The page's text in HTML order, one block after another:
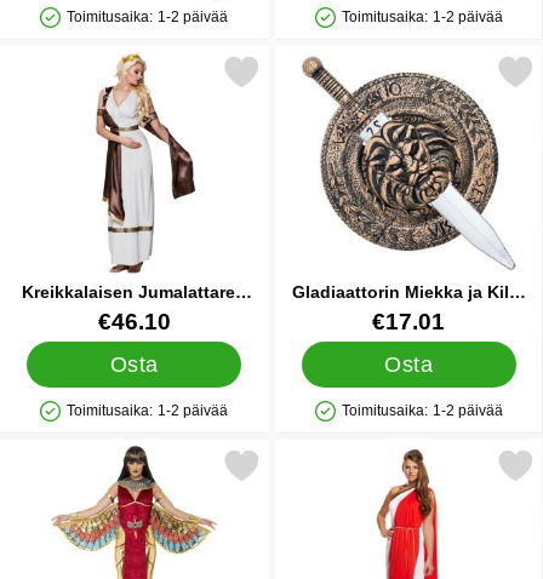
Saatavuus: Varastossa
Toimitusaika: 1-2 päivää
Saatavuus: Varastossa
Toimitusaika: 1-2 päivää
Kreikkalaisen Jumalattaren
Asu
Tuote.nro 16001
€46.10
Osta
Saatavuus: Varastossa
Toimitusaika: 1-2 päivää
Merkitse kreikkalaisen Jumalattaren Asu suosikiksi
Gladiaattorin Miekka ja Kilpi
Leijonakuvioinen
Tuote.nro 88609
€17.01
Osta
Saatavuus: Varastossa
Toimitusaika: 1-2 päivää
Merkitse gladiaattorin Miekka ja
siivekäs Egyptiläinen Jumalatar Asu suosikiksi
Merkitse punainen Roomalainen